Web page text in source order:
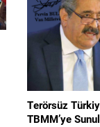
Suçlarla
çalışmalarda,
yapanlara
Terörsüz
TBMM’ye